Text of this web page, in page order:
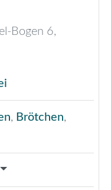
Bogen 6,
, Brötchen,